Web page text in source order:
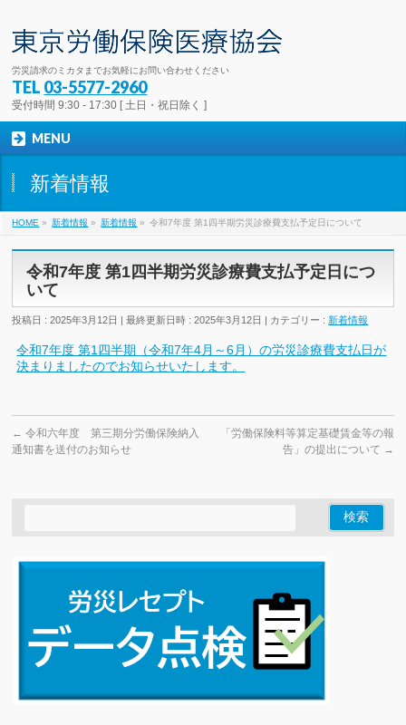
労災請求のミカタまでお気軽にお問い合わせください
TEL 03-5577-2960
受付時間 9:30 - 17:30 [ 土日・祝日除く ]
MENU
新着情報
HOME » 新着情報 » 新着情報 » 令和7年度 第1四半期労災診療費支払予定日について
令和7年度 第1四半期労災診療費支払予定日につ
いて
投稿日 : 2025年3月12日 最終更新日時 : 2025年3月12日 カテゴリー : 新着情報
令和7年度 第1四半期（令和7年4月～6月）の労災診療費支払日が
決まりましたのでお知らせいたします。
← 令和六年度 第三期分労働保険納入
通知書を送付のお知らせ
「労働保険料等算定基礎賃金等の報
告」の提出について →